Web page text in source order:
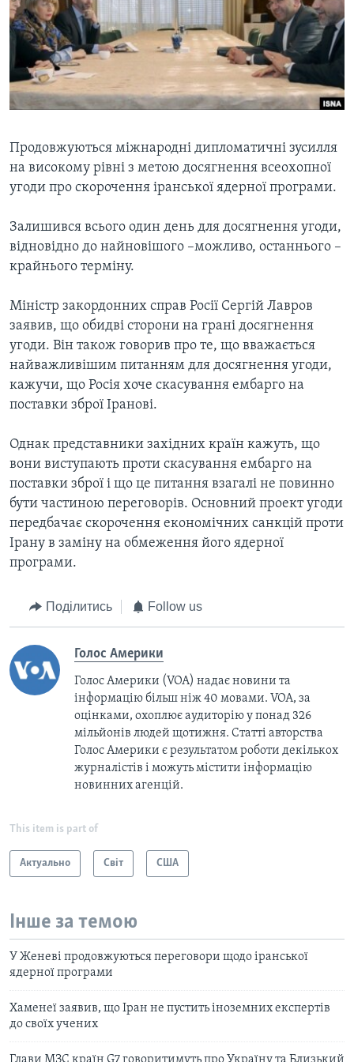
СУСПІЛЬСТВО
ЕКОНОМІКА
ІСТОРІЇ УСПІХУ УКРАЇНЦІВ
ТЕЛЕПРОГРАМИ
ЧАС-TIME
БРИФІНГ ГОЛОСУ АМЕРИКИ
ВІКНО В АМЕРИКУ
ПРАЙМ-ТАЙМ
ENGLISH
Learning English
МИ В СОЦМЕРЕЖАХ
Продовжуються міжнародні дипломатичні зусилля
на високому рівні з метою досягнення всеохопної
угоди про скорочення іранської ядерної програми.
Залишився всього один день для досягнення угоди,
відновідно до найновішого –можливо, останнього –
крайнього терміну.
Міністр закордонних справ Росії Сергій Лавров
заявив, що обидві сторони на грані досягнення
угоди. Він також говорив про те, що вважається
найважливішим питанням для досягнення угоди,
кажучи, що Росія хоче скасування ембарго на
поставки зброї Іранові.
Однак представники західних країн кажуть, що
вони виступають проти скасування ембарго на
поставки зброї і що це питання взагалі не повинно
бути частиною переговорів. Основний проект угоди
передбачає скорочення економічних санкцій проти
Ірану в заміну на обмеження його ядерної
програми.
Поділитись Follow us
Голос Америки
Голос Америки (VOA) надає новини та
інформацію більш ніж 40 мовами. VOA, за
оцінками, охоплює аудиторію у понад 326
мільйонів людей щотижня. Статті авторства
Голос Америки є результатом роботи декількох
журналістів і можуть містити інформацію
новинних агенцій.
This item is part of
Актуально Світ США
Інше за темою
У Женеві продовжуються переговори щодо іранської
ядерної програми
Хаменеї заявив, що Іран не пустить іноземних експертів
до своїх учених